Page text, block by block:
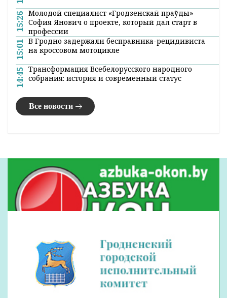
Недалеко от деревни Великое Село
раздавались выстрелы, долго и гулко
раскатываясь по округе. Слышали? Нет?
Объясняем: здесь проходили районные
соревнования по стрелково-охотничьему
многоборью. В мастерстве соревновались 25
охотников.
За 14 лет работы журналистом на
стрельбище Лидской районной
даже не знала о его существовании, хотя
«тиру на открытом воздухе» не меньше
полувека. И охотники здесь постоянно
упражняются в меткости – стреляют по
движущейся или стоящей мишени.
проходят традиционно, год от года набирая
популярность.